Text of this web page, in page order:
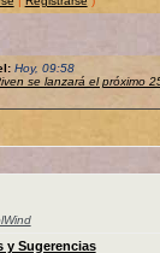
Hoy, 09:58
se lanzará el próximo
y Sugerencias